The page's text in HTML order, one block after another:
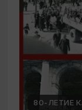
80-ЛЕТИЕ